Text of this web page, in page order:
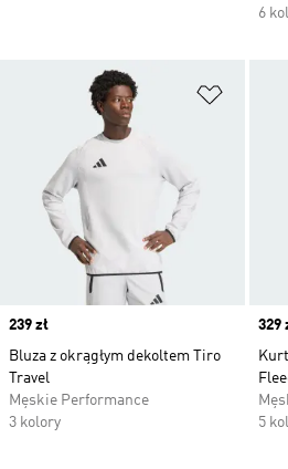
6
Dodaj
Price
239 zł
Bluza z okrągłym dekoltem Tiro
Travel
Męskie Performance
3 kolory
329
5